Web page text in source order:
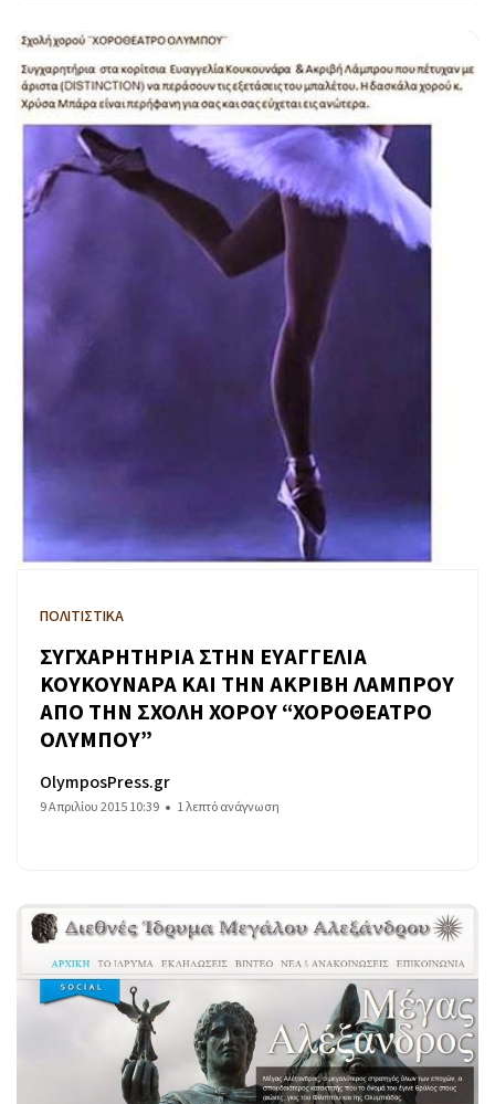
ΠΟΛΙΤΙΣΤΙΚΑ
ΣΥΓΧΑΡΗΤΗΡΙΑ ΣΤΗΝ ΕΥΑΓΓΕΛΙΑ
ΚΟΥΚΟΥΝΑΡΑ ΚΑΙ ΤΗΝ ΑΚΡΙΒΗ ΛΑΜΠΡΟΥ
ΑΠΟ ΤΗΝ ΣΧΟΛΗ ΧΟΡΟΥ “ΧΟΡΟΘΕΑΤΡΟ
ΟΛΥΜΠΟΥ”
OlymposPress.gr
9 Απριλίου 2015 10:39 1 λεπτό ανάγνωση